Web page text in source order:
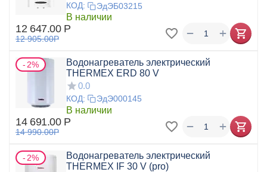
КОД: ЭдЭБ03215
В наличии
12 647.00 Р
12 905.00Р +
−
2%
Водонагреватель электрический
THERMEX ERD 80 V
0.0
КОД: ЭдЭ000145
В наличии
14 691.00 Р
14 990.00Р +
−
2%
Водонагреватель электрический
THERMEX IF 30 V (pro)